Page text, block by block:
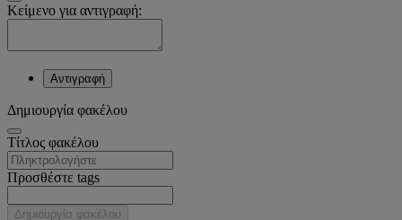
Κείμενο για αντιγραφή:
Αντιγραφή
Δημιουργία φακέλου
Tίτλος φακέλου
Προσθέστε tags
Δημιουργία φακέλου